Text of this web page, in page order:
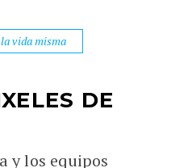
vida misma
DE
y los equipos